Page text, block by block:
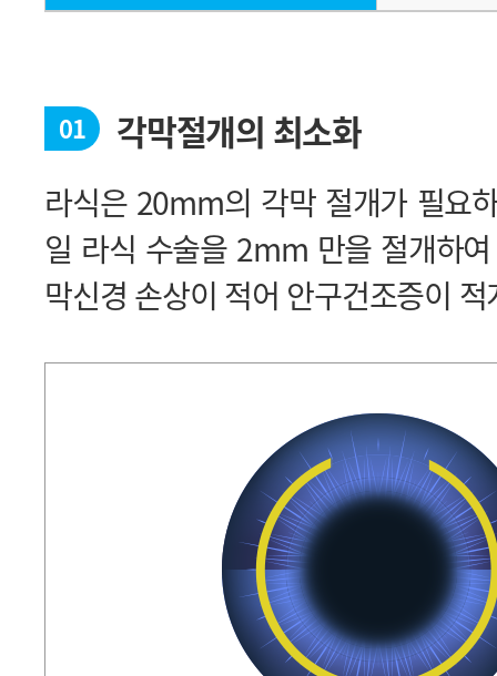
01 각막절개의 최소화
막신경 손상이 적어 안구건조증이